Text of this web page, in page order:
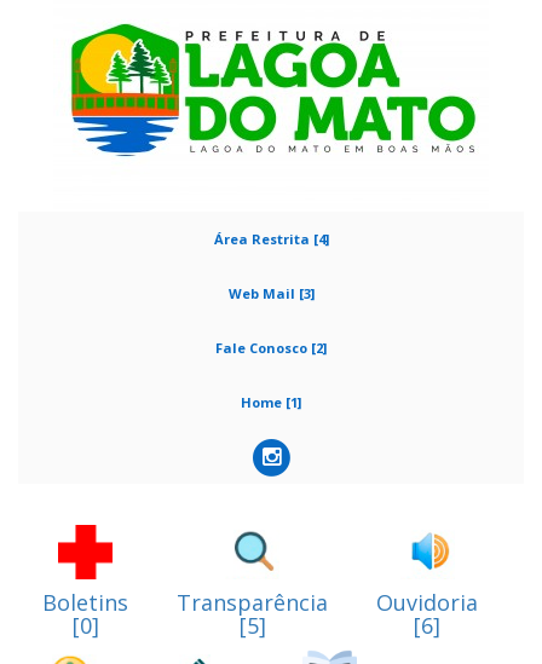
Área Restrita [4]
Web Mail [3]
Fale Conosco [2]
Home [1]
Boletins
[0]
Transparência
[5]
Ouvidoria
[6]